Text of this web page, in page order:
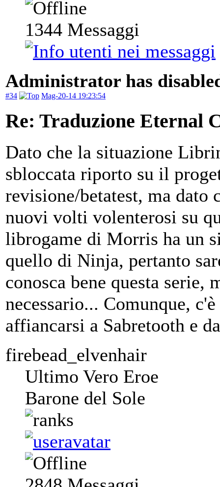
1344 Messaggi
Administrator has
#34 Mag-20-14 19:23:54
Re: Traduzione Eternal
Dato che la situazione
sbloccata riporto su il
revisione/betatest, ma
nuovi volti volenterosi su
librogame di Morris ha un
quello di Ninja, pertanto
conosca bene questa serie,
necessario... Comunque,
affiancarsi a Sabretooth e
firebead_elvenhair
Ultimo Vero Eroe
Barone del Sole